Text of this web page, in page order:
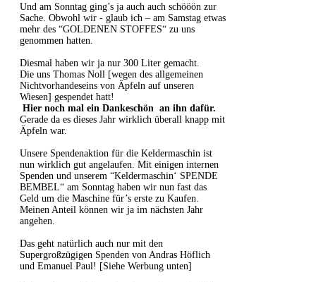
Und am Sonntag ging’s ja auch auch schööön zur
Sache. Obwohl wir - glaub ich – am Samstag etwas
mehr des “GOLDENEN STOFFES“ zu uns
genommen hatten.
Diesmal haben wir ja nur 300 Liter gemacht.
Die uns Thomas Noll [wegen des allgemeinen
Nichtvorhandeseins von Äpfeln auf unseren
Wiesen] gespendet hatt!
Hier noch mal ein Dankeschön an ihn dafür.
Gerade da es dieses Jahr wirklich überall knapp mit
Äpfeln war.
Unsere Spendenaktion für die Keldermaschin ist
nun wirklich gut angelaufen. Mit einigen internen
Spenden und unserem “Keldermaschin‘ SPENDE
BEMBEL“ am Sonntag haben wir nun fast das
Geld um die Maschine für’s erste zu Kaufen.
Meinen Anteil können wir ja im nächsten Jahr
angehen.
Das geht natürlich auch nur mit den
Supergroßzügigen Spenden von Andras Höflich
und Emanuel Paul! [Siehe Werbung unten]